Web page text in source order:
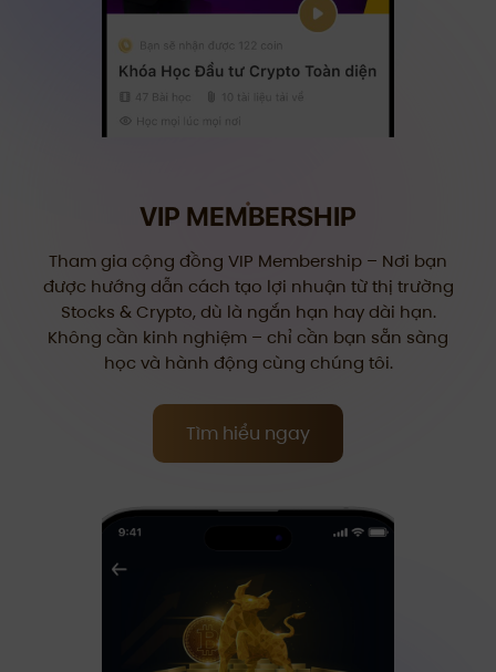
VIP MEMBERSHIP
Tham gia cộng đồng VIP Membership – Nơi bạn
được hướng dẫn cách tạo lợi nhuận từ thị trường
Stocks & Crypto, dù là ngắn hạn hay dài hạn.
Không cần kinh nghiệm – chỉ cần bạn sẵn sàng
học và hành động cùng chúng tôi.
Tìm hiểu ngay